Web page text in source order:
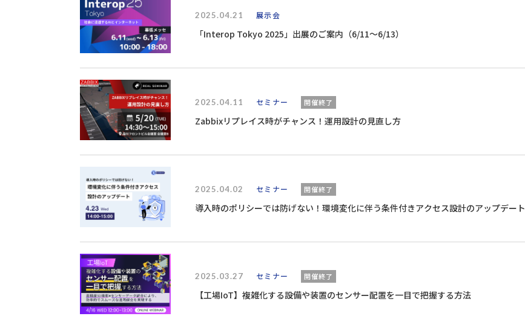
2025.04.21 展示会
「Interop Tokyo 2025」出展のご案内（6/11～6/13）
2025.04.11 セミナー 開催終了
Zabbixリプレイス時がチャンス！運用設計の見直し方
2025.04.02 セミナー 開催終了
導入時のポリシーでは防げない！環境変化に伴う条件付きアクセス設計のアップデート
2025.03.27 セミナー 開催終了
【工場IoT】複雑化する設備や装置のセンサー配置を一目で把握する方法